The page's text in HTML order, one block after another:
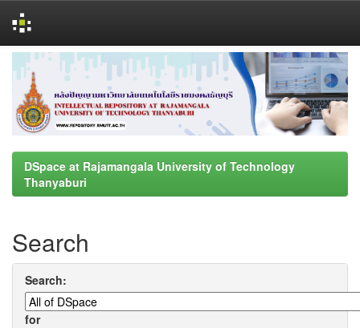
navigation
DSpace at Rajamangala University of Technology
Thanyaburi
Search
Search:
for